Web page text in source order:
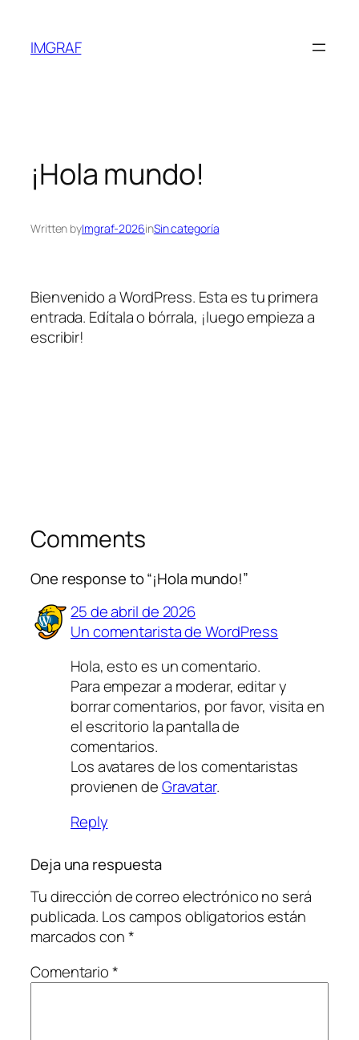
contenido
IMGRAF
¡Hola mundo!
Written byImgraf-2026inSin categoría
Bienvenido a WordPress. Esta es tu primera
entrada. Edítala o bórrala, ¡luego empieza a
escribir!
Comments
One response to “¡Hola mundo!”
25 de abril de 2026
Un comentarista de WordPress
Hola, esto es un comentario.
Para empezar a moderar, editar y
borrar comentarios, por favor, visita en
el escritorio la pantalla de
comentarios.
Los avatares de los comentaristas
provienen deGravatar.
Reply
Deja una respuesta
Tu dirección de correo electrónico no será
publicada. Los campos obligatorios están
marcados con*
Comentario*